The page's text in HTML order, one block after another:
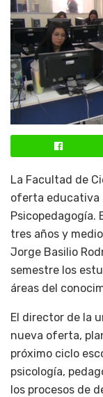
La Facultad de
oferta educativa
Psicopedagogía.
tres años y
Jorge Basilio
semestre los
áreas del
El director de la
nueva oferta,
próximo ciclo
psicología,
los procesos de